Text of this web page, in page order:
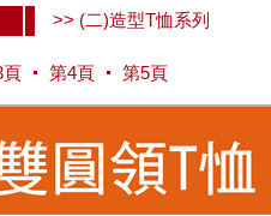
>> (二)造型T恤系列
頁 第4頁 第5頁